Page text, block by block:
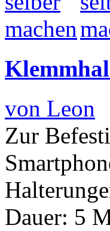
von Leon
Zur
Dauer: 5